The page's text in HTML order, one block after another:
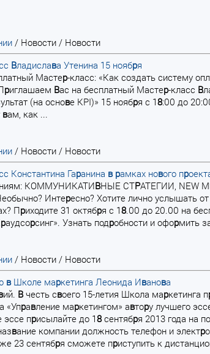
/ Новости / Новости
Владислава Утенина 15 ноября
Мастер-класс: «Как создать систему
риглашаем Вас на бесплатный Мастер-класс В
(на основе KPI)» 15 ноября с 18:00 до
вам, как ...
/ Новости / Новости
Константина Гаранина в рамках нового пр
КОММУНИКАТИВНЫЕ СТРАТЕГИИ, NEW
Интересно? Хотите лично услышать
Приходите 31 октября с 18.00 до 20.00 на
раудсорсинг». Узнать подробности и оформить
/ Новости / Новости
вШколе маркетинга Леонида Иванова
ий. В честь своего 15-летия Школа маркетинга п
а «Управление маркетингом» автору лучшего
эссе присылайте до 18сентября 2013 года на
вание компании должность телефон и электр
23 сентября сможете приступить к